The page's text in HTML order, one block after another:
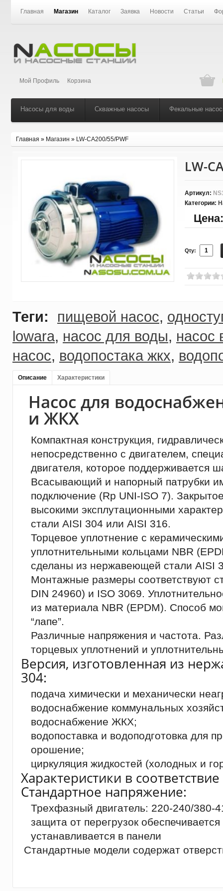
Главная Магазин Каталог Заявка Новости Статьи
Мой Профиль Корзина
Насосы для воды Скважные насосы Фекальные
Главная » Магазин » LW-CA200/55/PWF
LW-
Артикул:
Категории:
Цена:
Qty:
Теги: пищевой насос,
lowara, насос для воды, насос
насос, водопостака жкх,
Описание Характеристики
Насос для
и ЖКХ
Компактная конструкция,
непосредственно с двигателем,
двигателя, которое поддерживается
Всасывающий и напорный патрубки
подключение (Rp UNI-ISO 7).
высокими эксплутационными
стали AISI 304 или AISI 316.
Торцевое уплотнение с
уплотнительными кольцами NBR
сделаны из нержавеющей стали AISI
Монтажные размеры соответствуют
DIN 24960) и ISO 3069.
из материала NBR (EPDM). Способ
“лапе”.
Различные напряжения и частота.
торцевых уплотнений и
Версия, изготовленная из
304:
подача химически и механически
водоснабжение коммунальных
водоснабжение ЖКХ;
водопоставка и водоподготовка для
орошение;
циркуляция жидкостей (холодных и
Характеристики в
Стандартное напряжение:
Трехфазный двигатель: 220-240/380-
защита от перегрузок
устанавливается в панели
Стандартные модели содержат